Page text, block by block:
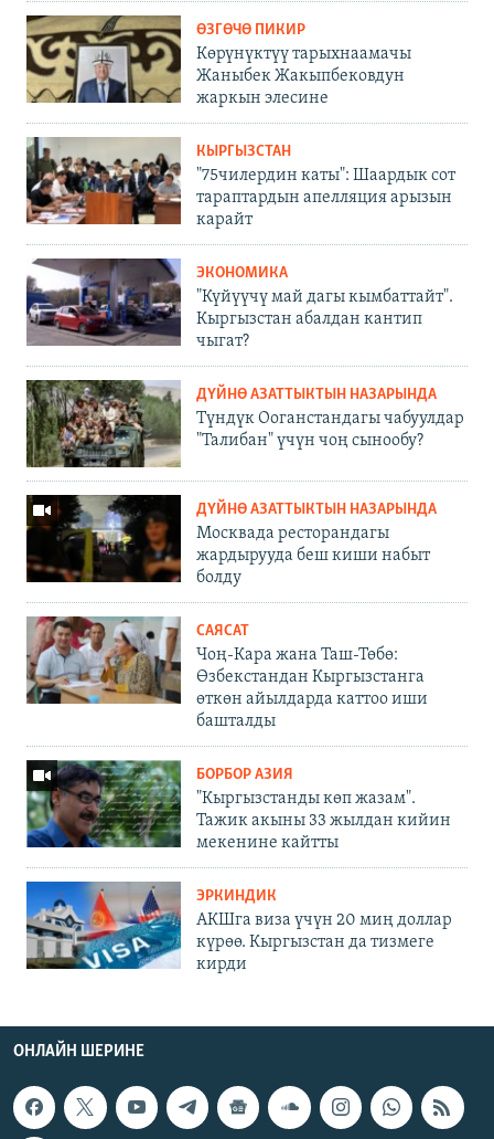
ӨЗГӨЧӨ ПИКИР
Көрүнүктүү тарыхнаамачы
Жаныбек Жакыпбековдун
жаркын элесине
КЫРГЫЗСТАН
"75чилердин каты": Шаардык сот
тараптардын апелляция арызын
карайт
ЭКОНОМИКА
"Күйүүчү май дагы кымбаттайт".
Кыргызстан абалдан кантип
чыгат?
ДҮЙНӨ АЗАТТЫКТЫН НАЗАРЫНДА
Түндүк Ооганстандагы чабуулдар
"Талибан" үчүн чоң сынообу?
ДҮЙНӨ АЗАТТЫКТЫН НАЗАРЫНДА
Москвада ресторандагы
жардырууда беш киши набыт
болду
САЯСАТ
Чоң-Кара жана Таш-Төбө:
Өзбекстандан Кыргызстанга
өткөн айылдарда каттоо иши
башталды
БОРБОР АЗИЯ
"Кыргызстанды көп жазам".
Тажик акыны 33 жылдан кийин
мекенине кайтты
ЭРКИНДИК
АКШга виза үчүн 20 миң доллар
күрөө. Кыргызстан да тизмеге
кирди
ОНЛАЙН ШЕРИНЕ